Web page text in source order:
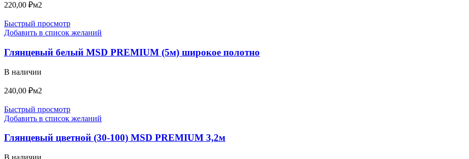
220,00 ₽м2
Быстрый просмотр
Добавить в список желаний
Глянцевый белый MSD PREMIUM (5м) широкое полотно
В наличии
240,00 ₽м2
Быстрый просмотр
Добавить в список желаний
Глянцевый цветной (30-100) MSD PREMIUM 3,2м
В наличии